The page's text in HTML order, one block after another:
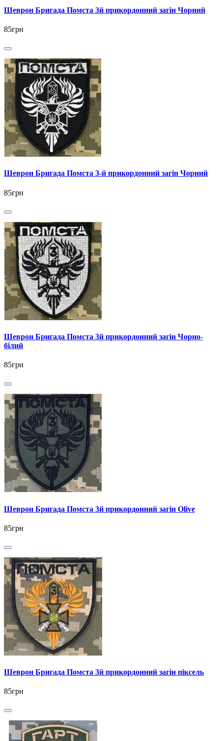
Шеврон Бригада Помста 3й прикордонний загін Чорний
85грн
Шеврон Бригада Помста 3-й прикордонний загін Чорний
85грн
Шеврон Бригада Помста 3й прикордонний загін Чорно-
білий
85грн
Шеврон Бригада Помста 3й прикордонний загін Olive
85грн
Шеврон Бригада Помста 3й прикордонний загін піксель
85грн